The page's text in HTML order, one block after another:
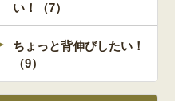
い！（7）
ちょっと背伸びしたい！
（9）